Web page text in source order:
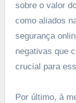
sobre o valor
como aliados
segurança
negativas que
crucial para
Por último, à